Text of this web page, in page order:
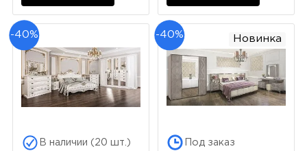
-40%
В наличии (20 шт.)
-40% Новинка
Под заказ